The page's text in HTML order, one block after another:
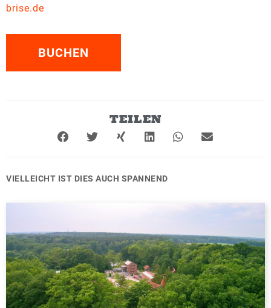
brise.de
BUCHEN
TEILEN
VIELLEICHT IST DIES AUCH SPANNEND